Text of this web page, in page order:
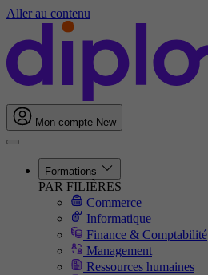
Aller au contenu
Mon compte New
Formations
PAR FILIÈRES
Commerce
Informatique
Finance & Comptabilité
Management
Ressources humaines